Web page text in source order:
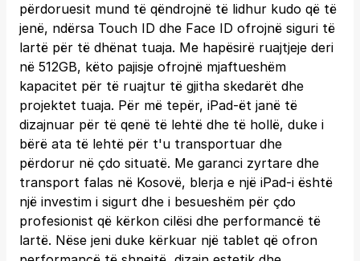
përdoruesit mund të qëndrojnë të lidhur kudo që të
jenë, ndërsa Touch ID dhe Face ID ofrojnë siguri të
lartë për të dhënat tuaja. Me hapësirë ruajtjeje deri
në 512GB, këto pajisje ofrojnë mjaftueshëm
kapacitet për të ruajtur të gjitha skedarët dhe
projektet tuaja. Për më tepër, iPad-ët janë të
dizajnuar për të qenë të lehtë dhe të hollë, duke i
bërë ata të lehtë për t'u transportuar dhe
përdorur në çdo situatë. Me garanci zyrtare dhe
transport falas në Kosovë, blerja e një iPad-i është
një investim i sigurt dhe i besueshëm për çdo
profesionist që kërkon cilësi dhe performancë të
lartë. Nëse jeni duke kërkuar një tablet që ofron